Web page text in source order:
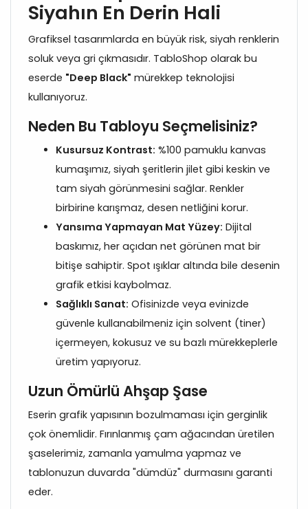
Siyahın En Derin Hali
Grafiksel tasarımlarda en büyük risk, siyah renklerin
soluk veya gri çıkmasıdır. TabloShop olarak bu
eserde "Deep Black" mürekkep teknolojisi
kullanıyoruz.
Neden Bu Tabloyu Seçmelisiniz?
Kusursuz Kontrast: %100 pamuklu kanvas
kumaşımız, siyah şeritlerin jilet gibi keskin ve
tam siyah görünmesini sağlar. Renkler
birbirine karışmaz, desen netliğini korur.
Yansıma Yapmayan Mat Yüzey: Dijital
baskımız, her açıdan net görünen mat bir
bitişe sahiptir. Spot ışıklar altında bile desenin
grafik etkisi kaybolmaz.
Sağlıklı Sanat: Ofisinizde veya evinizde
güvenle kullanabilmeniz için solvent (tiner)
içermeyen, kokusuz ve su bazlı mürekkeplerle
üretim yapıyoruz.
Uzun Ömürlü Ahşap Şase
Eserin grafik yapısının bozulmaması için gerginlik
çok önemlidir. Fırınlanmış çam ağacından üretilen
şaselerimiz, zamanla yamulma yapmaz ve
tablonuzun duvarda "dümdüz" durmasını garanti
eder.